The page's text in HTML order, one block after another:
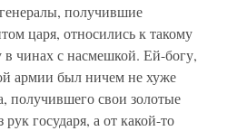
получившие
царя, относились к такому
в чинах с насмешкой. Ей-богу,
армии был ничем не хуже
получившего свои золотые
государя, а от какой-то